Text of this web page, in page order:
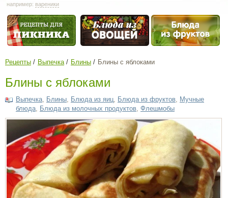
например: вареники
Рецепты Выпечка Блины Блины с яблоками
Блины с яблоками
Выпечка Блины Блюда из яиц Блюда из фруктов Мучные
блюда Блюда из молочных продуктов Флешмобы